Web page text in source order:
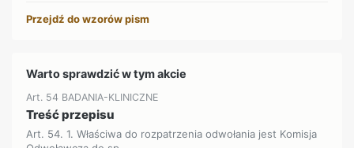
Przejdź do wzorów pism
Warto sprawdzić w tym akcie
Art. 54 BADANIA-KLINICZNE
Treść przepisu
Art. 54. 1. Właściwa do rozpatrzenia odwołania jest Komisja